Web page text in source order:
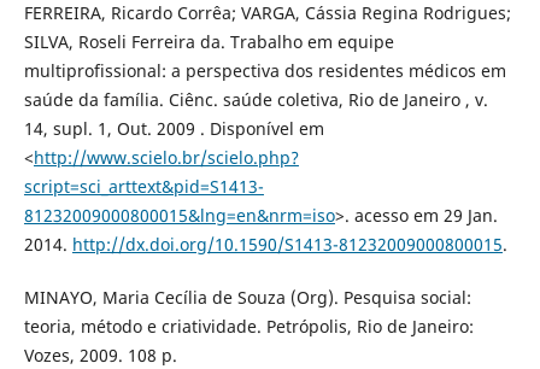
FERREIRA, Ricardo Corrêa; VARGA, Cássia Regina Rodrigues;
SILVA, Roseli Ferreira da. Trabalho em equipe
multiprofissional: a perspectiva dos residentes médicos em
saúde da família. Ciênc. saúde coletiva, Rio de Janeiro , v.
14, supl. 1, Out. 2009 . Disponível em
<http://www.scielo.br/scielo.php?
script=sci_arttext&pid=S1413-
81232009000800015&lng=en&nrm=iso>. acesso em 29 Jan.
2014. http://dx.doi.org/10.1590/S1413-81232009000800015.
MINAYO, Maria Cecília de Souza (Org). Pesquisa social:
teoria, método e criatividade. Petrópolis, Rio de Janeiro:
Vozes, 2009. 108 p.